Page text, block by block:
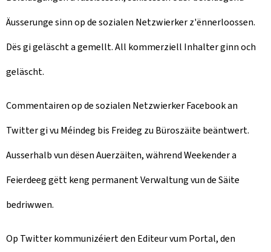
Äusserunge sinn op de sozialen Netzwierker z'ënnerloossen.
Dës gi geläscht a gemellt. All kommerziell Inhalter ginn och
geläscht.
Commentairen op de sozialen Netzwierker Facebook an
Twitter gi vu Méindeg bis Freideg zu Büroszäite beäntwert.
Ausserhalb vun dësen Auerzäiten, während Weekender a
Feierdeeg gëtt keng permanent Verwaltung vun de Säite
bedriwwen.
Op Twitter kommunizéiert den Editeur vum Portal, den